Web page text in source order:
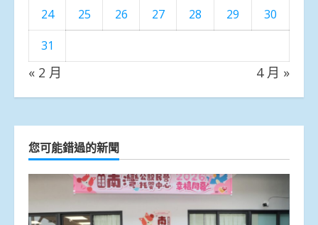
24 25 26 27 28 29
30
31
« 2 月 4 月 »
您可能錯過的新聞